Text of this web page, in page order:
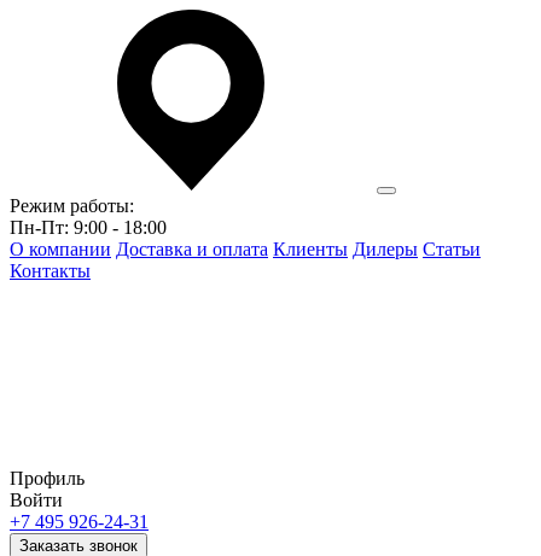
Режим работы:
Пн-Пт: 9:00 - 18:00
О компании Доставка и оплата Клиенты Дилеры Статьи
Контакты
Профиль
Войти
+7 495 926-24-31
Заказать звонок